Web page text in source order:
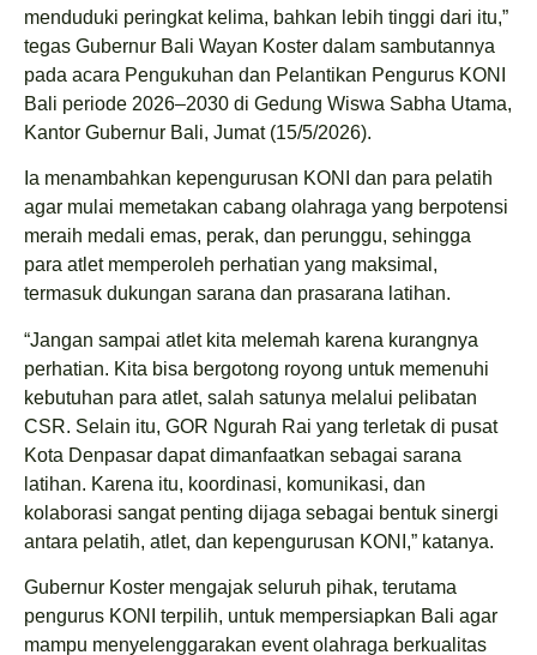
menduduki peringkat kelima, bahkan lebih tinggi dari itu,”
tegas Gubernur Bali Wayan Koster dalam sambutannya
pada acara Pengukuhan dan Pelantikan Pengurus KONI
Bali periode 2026–2030 di Gedung Wiswa Sabha Utama,
Kantor Gubernur Bali, Jumat (15/5/2026).
Ia menambahkan kepengurusan KONI dan para pelatih
agar mulai memetakan cabang olahraga yang berpotensi
meraih medali emas, perak, dan perunggu, sehingga
para atlet memperoleh perhatian yang maksimal,
termasuk dukungan sarana dan prasarana latihan.
“Jangan sampai atlet kita melemah karena kurangnya
perhatian. Kita bisa bergotong royong untuk memenuhi
kebutuhan para atlet, salah satunya melalui pelibatan
CSR. Selain itu, GOR Ngurah Rai yang terletak di pusat
Kota Denpasar dapat dimanfaatkan sebagai sarana
latihan. Karena itu, koordinasi, komunikasi, dan
kolaborasi sangat penting dijaga sebagai bentuk sinergi
antara pelatih, atlet, dan kepengurusan KONI,” katanya.
Gubernur Koster mengajak seluruh pihak, terutama
pengurus KONI terpilih, untuk mempersiapkan Bali agar
mampu menyelenggarakan event olahraga berkualitas